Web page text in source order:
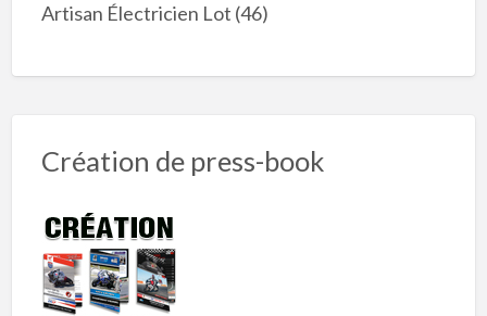
Artisan Électricien Lot (46)
Création de press-book